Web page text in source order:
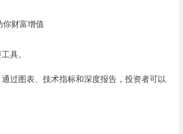
具。
过图表、技术指标和深度报告，投资者可以